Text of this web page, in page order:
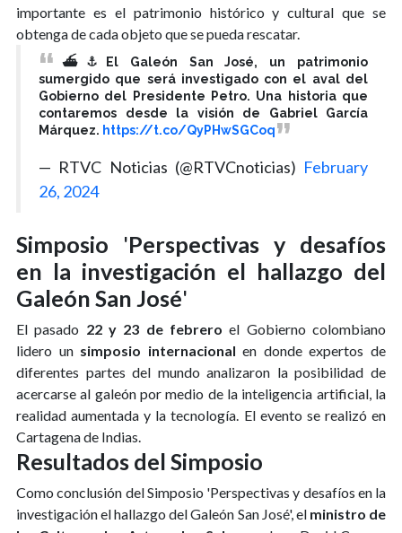
importante es el patrimonio histórico y cultural que se
obtenga de cada objeto que se pueda rescatar.
⛴️⚓El Galeón San José, un patrimonio
sumergido que será investigado con el aval del
Gobierno del Presidente Petro. Una historia que
contaremos desde la visión de Gabriel García
Márquez. https://t.co/QyPHwSGCoq
— RTVC Noticias (@RTVCnoticias) February
26, 2024
Simposio 'Perspectivas y desafíos
en la investigación el hallazgo del
Galeón San José'
El pasado 22 y 23 de febrero el Gobierno colombiano
lidero un simposio internacional en donde expertos de
diferentes partes del mundo analizaron la posibilidad de
acercarse al galeón por medio de la inteligencia artificial, la
realidad aumentada y la tecnología. El evento se realizó en
Cartagena de Indias.
Resultados del Simposio
Como conclusión del Simposio 'Perspectivas y desafíos en la
investigación el hallazgo del Galeón San José', el ministro de